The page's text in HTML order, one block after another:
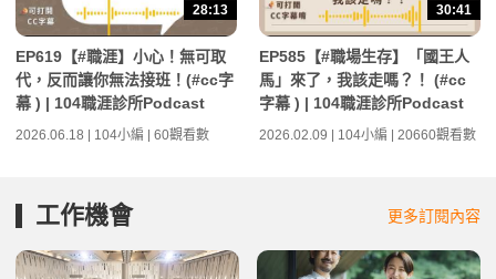
28:13
EP619【#職涯】小心！無可取
代，反而讓你無法接班！(#cc字
幕 ) | 104職涯診所Podcast
2026.06.18 | 104小編 | 60觀看數
30:41
EP585【#職場生存】「國王人
馬」來了，我該走嗎？！ (#cc
字幕 ) | 104職涯診所Podcast
2026.02.09 | 104小編 | 20660觀看數
工作機會 更多訂閱內容